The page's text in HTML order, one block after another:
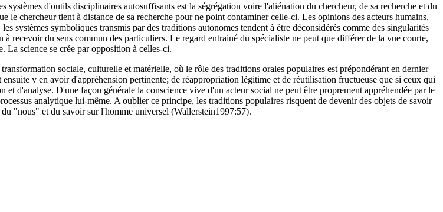
d'outils disciplinaires autosuffisants est la ségrégation voire l'aliénation du chercheur, de sa recherche et du
chercheur tient à distance de sa recherche pour ne point contaminer celle-ci. Les opinions des acteurs humains,
systèmes symboliques transmis par des traditions autonomes tendent à être déconsidérés comme des singularités
recevoir du sens commun des particuliers. Le regard entrainé du spécialiste ne peut que différer de la vue courte,
La science se crée par opposition à celles-ci.
sociale, culturelle et matérielle, où le rôle des traditions orales populaires est prépondérant en dernier
y en avoir d'appréhension pertinente; de réappropriation légitime et de réutilisation fructueuse que si ceux qui
d'analyse. D'une façon générale la conscience vive d'un acteur social ne peut être proprement appréhendée par le
analytique lui-même. A oublier ce principe, les traditions populaires risquent de devenir des objets de savoir
"nous" et du savoir sur l'homme universel (Wallerstein1997:57).